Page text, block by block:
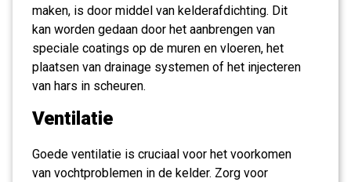
maken, is door middel van kelderafdichting. Dit
kan worden gedaan door het aanbrengen van
speciale coatings op de muren en vloeren, het
plaatsen van drainage systemen of het injecteren
van hars in scheuren.
Ventilatie
Goede ventilatie is cruciaal voor het voorkomen
van vochtproblemen in de kelder. Zorg voor